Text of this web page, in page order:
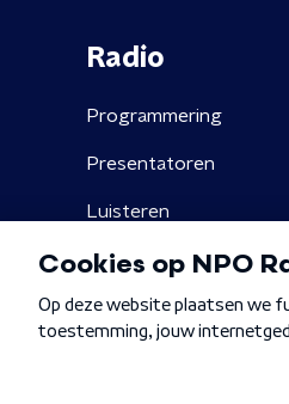
Radio
Programmering
Presentatoren
Luisteren
Algemene voorwaarden